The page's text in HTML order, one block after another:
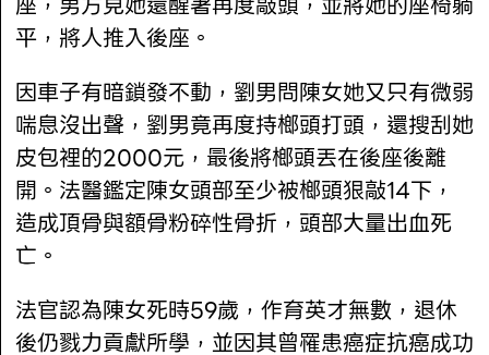
平，將人推入後座。
因車子有暗鎖發不動，劉男問陳女她又只有微弱
喘息沒出聲，劉男竟再度持榔頭打頭，還搜刮她
皮包裡的2000元，最後將榔頭丟在後座後離
開。法醫鑑定陳女頭部至少被榔頭狠敲14下，
造成頂骨與額骨粉碎性骨折，頭部大量出血死
亡。
法官認為陳女死時59歲，作育英才無數，退休
後仍戮力貢獻所學，並因其曾罹患癌症抗癌成功